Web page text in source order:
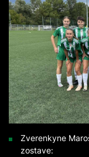
Zverenkyne
zostave: